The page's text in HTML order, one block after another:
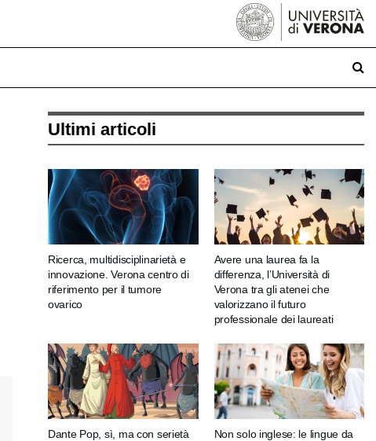
Ultimi articoli
Ricerca, multidisciplinarietà e
innovazione. Verona centro di
riferimento per il tumore
ovarico
Avere una laurea fa la
differenza, l’Università di
Verona tra gli atenei che
valorizzano il futuro
professionale dei laureati
Dante Pop, sì, ma con serietà
Non solo inglese: le lingue da